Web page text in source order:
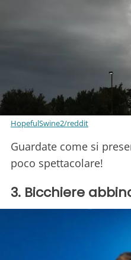
HopefulSwine2/reddit
Guardate come si
poco spettacolare!
3. Bicchiere